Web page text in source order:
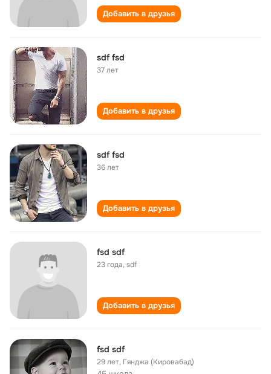
Добавить в друзья
sdf fsd
37 лет
Добавить в друзья
sdf fsd
36 лет
Добавить в друзья
fsd sdf
23 года,sdf
Добавить в друзья
fsd sdf
29 лет, Гянджа (Кировабад)